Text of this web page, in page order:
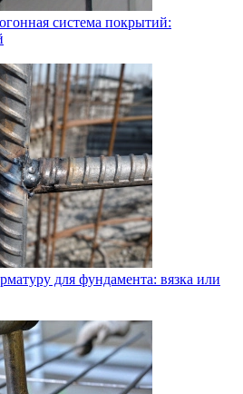
система покрытий:
для фундамента: вязка или